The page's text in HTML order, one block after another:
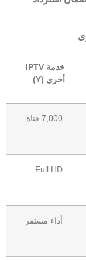
خدمة
أخرى (Y)
أداء مستقر